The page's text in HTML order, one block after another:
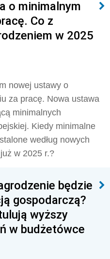
o minimalnym
Co z
w 2025
nowej ustawy o
za pracę. Nowa ustawa
minimalnych
Kiedy minimalne
według nowych
w 2025 r.?
będzie
gospodarczą?
wyższy
w budżetówce